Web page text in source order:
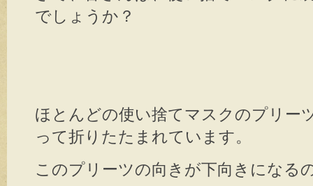
でしょうか？
ほとんどの使い捨てマスクのプリー
って折りたたまれています。
このプリーツの向きが下向きになる